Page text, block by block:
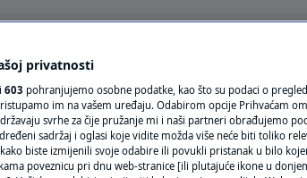
VRIJEME
N1 TEME
REGIJA
privatnosti
603 pohranjujemo osobne podatke, kao što su podaci o
im na vašem uređaju. Odabirom opcije Prihvaćam
svrhe za čije pružanje mi i naši partneri obrađujemo
sadržaj i oglasi koje vidite možda više neće biti toliko
biste izmijenili svoje odabire ili povukli pristanak u bilo
poveznicu pri dnu web-stranice [ili plutajuće ikone u